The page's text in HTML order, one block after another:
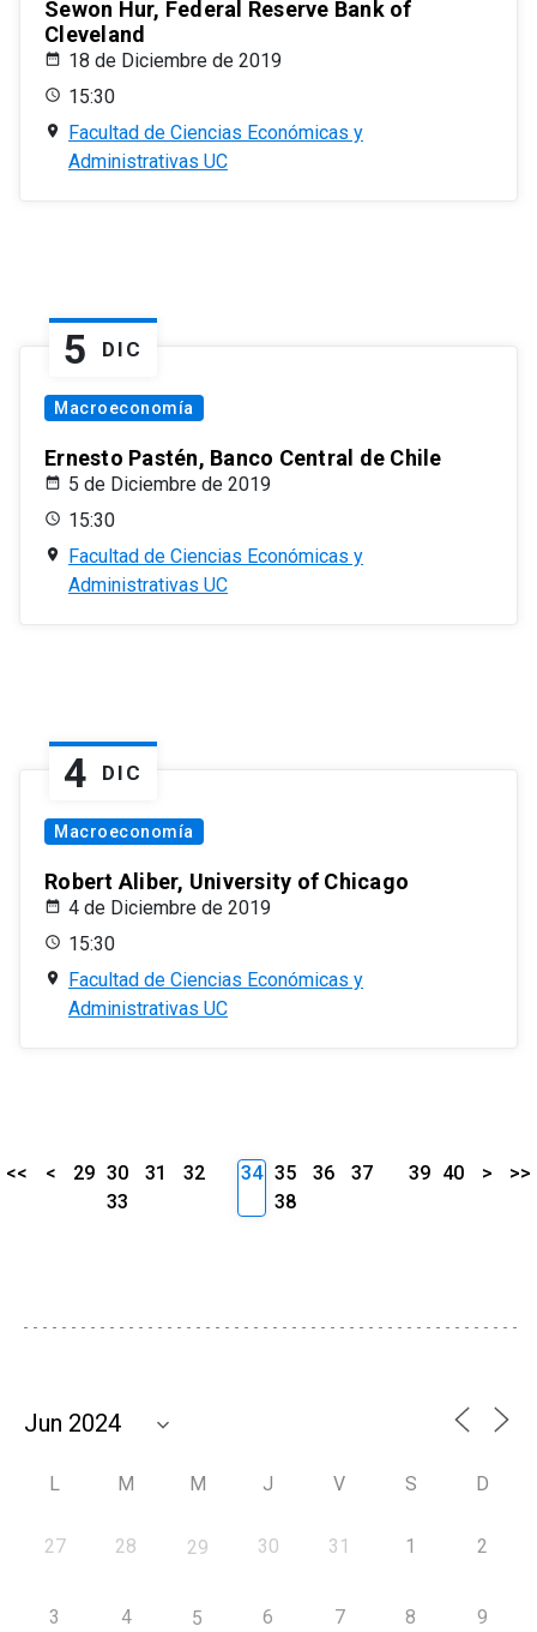
Sewon Hur, Federal Reserve Bank of
Cleveland
18 de Diciembre de 2019
15:30
Facultad de Ciencias Económicas y
Administrativas UC
5 DIC
Macroeconomía
Ernesto Pastén, Banco Central de Chile
5 de Diciembre de 2019
15:30
Facultad de Ciencias Económicas y
Administrativas UC
4 DIC
Macroeconomía
Robert Aliber, University of Chicago
4 de Diciembre de 2019
15:30
Facultad de Ciencias Económicas y
Administrativas UC
<< < 29 30 31
32
33
34 35 36
37
38
39 40 > >>
L M M J V S D
27 28 29 30 31 1 2
3 4 5 6 7 8 9